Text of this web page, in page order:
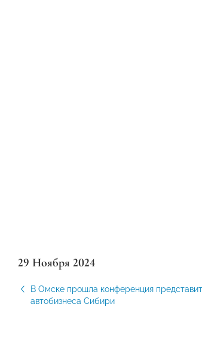
29 Ноября 2024
В Омске прошла конференция
автобизнеса Сибири